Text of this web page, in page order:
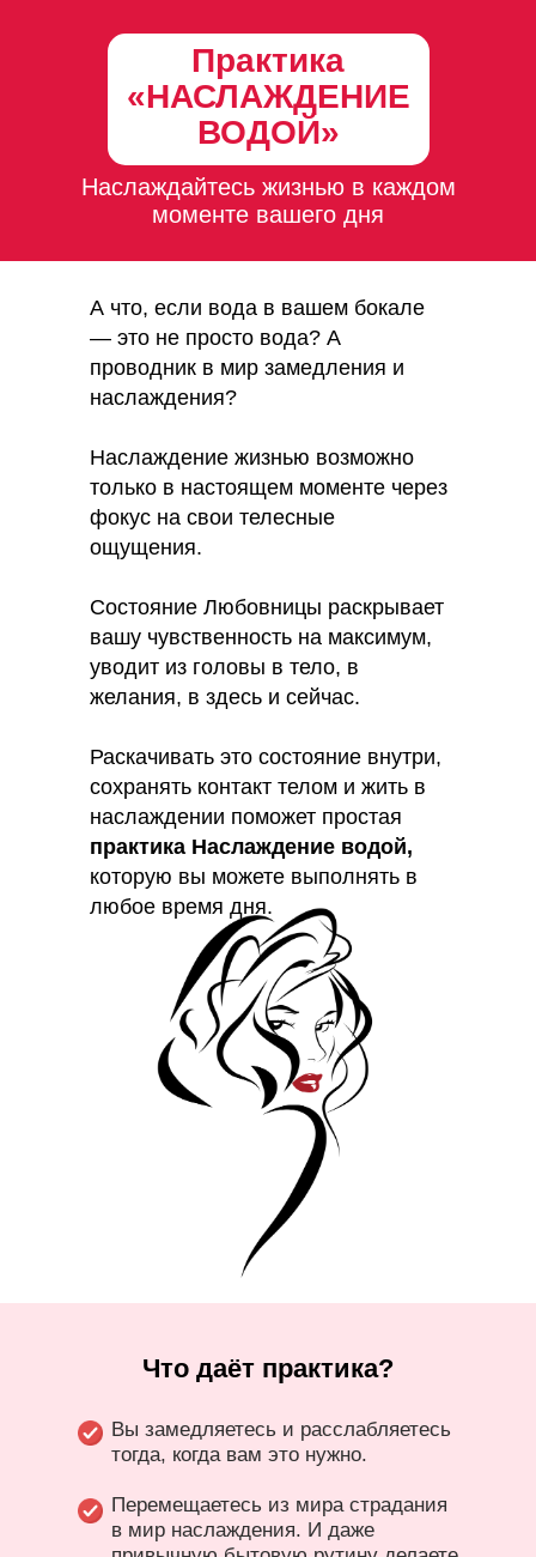
Практика
«НАСЛАЖДЕНИЕ
ВОДОЙ»
Наслаждайтесь жизнью в каждом
моменте вашего дня
А что, если вода в вашем бокале
— это не просто вода? А
проводник в мир замедления и
наслаждения?
Наслаждение жизнью возможно
только в настоящем моменте через
фокус на свои телесные
ощущения.
Состояние Любовницы раскрывает
вашу чувственность на максимум,
уводит из головы в тело, в
желания, в здесь и сейчас.
Раскачивать это состояние внутри,
сохранять контакт телом и жить в
наслаждении поможет простая
практика Наслаждение водой,
которую вы можете выполнять в
любое время дня.
Что даёт практика?
Вы замедляетесь и расслабляетесь
тогда, когда вам это нужно.
Перемещаетесь из мира страдания
в мир наслаждения. И даже